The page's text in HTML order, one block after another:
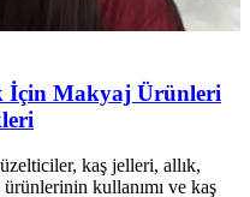
İçin Makyaj Ürünleri
kaş jelleri, allık,
kullanımı ve kaş